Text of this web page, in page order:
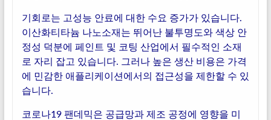
기회로는 고성능 안료에 대한 수요 증가가 있습니다.
이산화티타늄 나노소재는 뛰어난 불투명도와 색상 안
정성 덕분에 페인트 및 코팅 산업에서 필수적인 소재
로 자리 잡고 있습니다. 그러나 높은 생산 비용은 가격
에 민감한 애플리케이션에서의 접근성을 제한할 수 있
습니다.
코로나19 팬데믹은 공급망과 제조 공정에 영향을 미